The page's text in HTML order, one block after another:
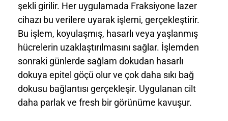
şekli girilir. Her uygulamada Fraksiyone lazer
cihazı bu verilere uyarak işlemi, gerçekleştirir.
Bu işlem, koyulaşmış, hasarlı veya yaşlanmış
hücrelerin uzaklaştırılmasını sağlar. İşlemden
sonraki günlerde sağlam dokudan hasarlı
dokuya epitel göçü olur ve çok daha sıkı bağ
dokusu bağlantısı gerçekleşir. Uygulanan cilt
daha parlak ve fresh bir görünüme kavuşur.